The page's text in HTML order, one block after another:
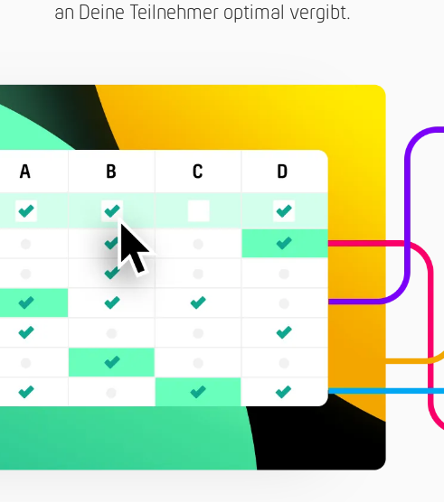
an Deine Teilnehmer optimal vergibt.